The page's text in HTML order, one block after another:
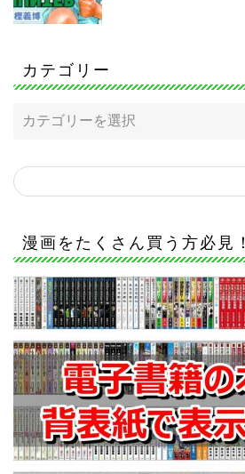
カテゴリー
漫画をたくさん買う方必見！